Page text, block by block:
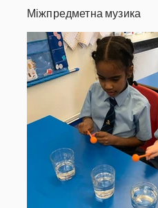
Міжпредметна музика